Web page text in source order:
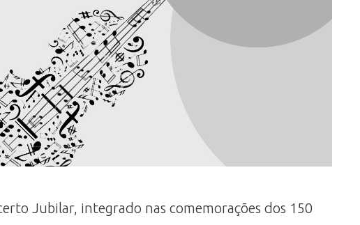
Jubilar, integrado nas comemorações dos 150